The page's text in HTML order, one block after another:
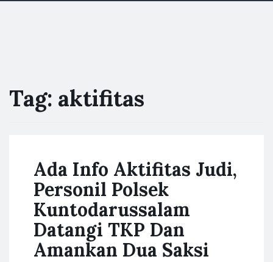
Tag: aktifitas
Ada Info Aktifitas Judi,
Personil Polsek
Kuntodarussalam
Datangi TKP Dan
Amankan Dua Saksi